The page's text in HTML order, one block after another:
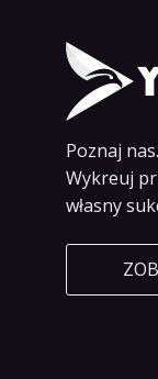
Poznaj
Wykreuj
własny